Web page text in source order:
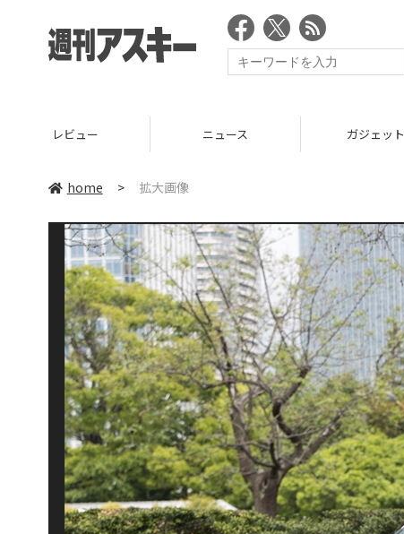
レビュー ニュース ガジェット
home > 拡大画像